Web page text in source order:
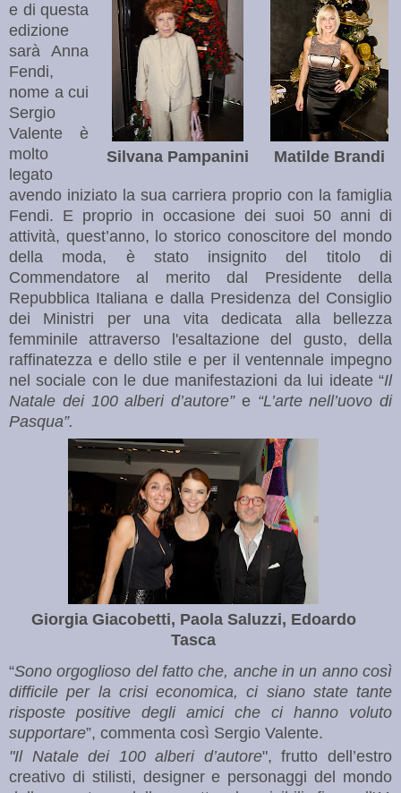
Matilde Brandi
Silvana Pampanini
e di questa
edizione
sarà Anna
Fendi,
nome a cui
Sergio
Valente è
molto
legato
avendo iniziato la sua carriera proprio con la famiglia
Fendi. E proprio in occasione dei suoi 50 anni di
attività, quest’anno, lo storico conoscitore del mondo
della moda, è stato insignito del titolo di
Commendatore al merito dal Presidente della
Repubblica Italiana e dalla Presidenza del Consiglio
dei Ministri per una vita dedicata alla bellezza
femminile attraverso l'esaltazione del gusto, della
raffinatezza e dello stile e per il ventennale impegno
nel sociale con le due manifestazioni da lui ideate “Il
Natale dei 100 alberi d’autore” e“L’arte nell’uovo di
Pasqua”.
Giorgia Giacobetti, Paola Saluzzi, Edoardo
Tasca
“Sono orgoglioso del fatto che, anche in un anno così
difficile per la crisi economica, ci siano state tante
risposte positive degli amici che ci hanno voluto
supportare”, commenta così Sergio Valente.
"Il Natale dei 100 alberi d’autore", frutto dell’estro
creativo di stilisti, designer e personaggi del mondo